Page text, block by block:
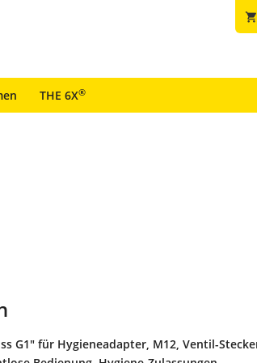
shopping_cart
THE 6X®
G1" für Hygieneadapter, M12, Ventil-